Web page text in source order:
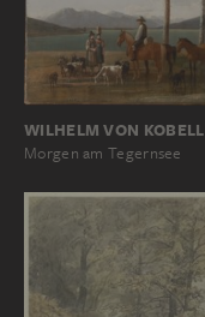
WILHELM VON KOBELL
Morgen am Tegernsee